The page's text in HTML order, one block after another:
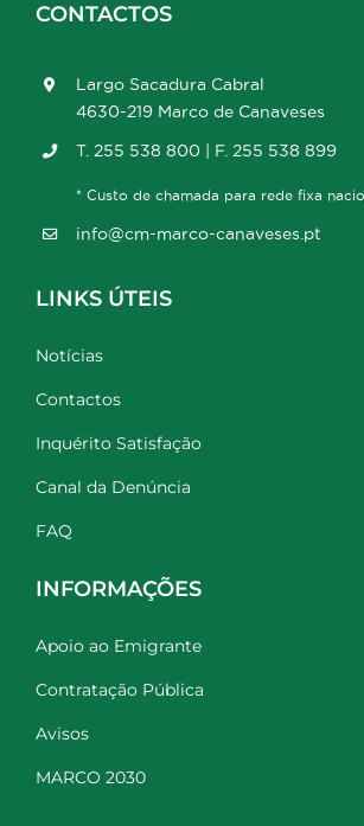
CONTACTOS
Largo Sacadura Cabral
4630-219 Marco de Canaveses
T. 255 538 800 | F. 255 538 899
* Custo de chamada para rede fixa
info@cm-marco-canaveses.pt
LINKS ÚTEIS
Notícias
Contactos
Inquérito Satisfação
Canal da Denúncia
FAQ
INFORMAÇÕES
Apoio ao Emigrante
Contratação Pública
Avisos
MARCO 2030